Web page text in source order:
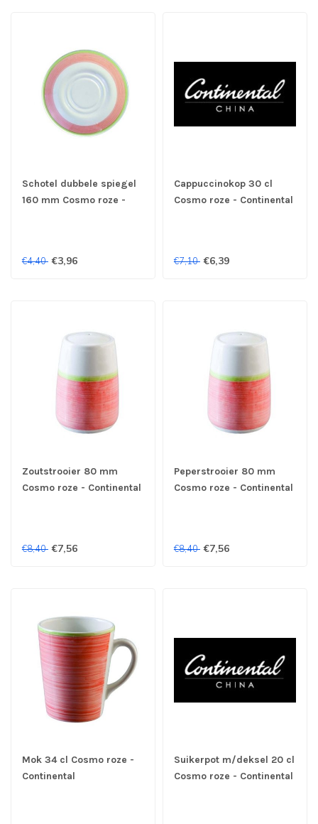
Schotel dubbele spiegel
160 mm Cosmo roze -
€4,40 €3,96
Cappuccinokop 30 cl
Cosmo roze - Continental
€7,10 €6,39
Zoutstrooier 80 mm
Cosmo roze - Continental
€8,40 €7,56
Peperstrooier 80 mm
Cosmo roze - Continental
€8,40 €7,56
Mok 34 cl Cosmo roze -
Continental
Suikerpot m/deksel 20 cl
Cosmo roze - Continental